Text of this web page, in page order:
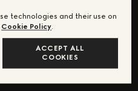
technologies and their use on
Cookie Policy.
ACCEPT ALL
COOKIES